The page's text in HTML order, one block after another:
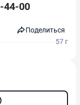
44-00
Поделиться
57 г